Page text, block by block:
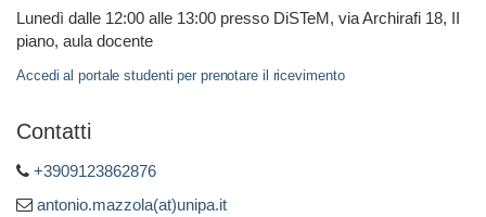
Lunedì dalle 12:00 alle 13:00 presso DiSTeM, via Archirafi 18, II
piano, aula docente
Accedi al portale studenti per prenotare il ricevimento
Contatti
+3909123862876
antonio.mazzola(at)unipa.it